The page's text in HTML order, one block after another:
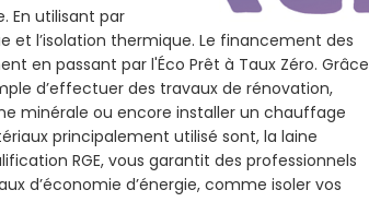
En utilisant par
et l’isolation thermique. Le financement des
en passant par l'Éco Prêt à Taux Zéro. Grâce
d’effectuer des travaux de rénovation,
minérale ou encore installer un chauffage
principalement utilisé sont, la laine
RGE, vous garantit des professionnels
d’économie d’énergie, comme isoler vos